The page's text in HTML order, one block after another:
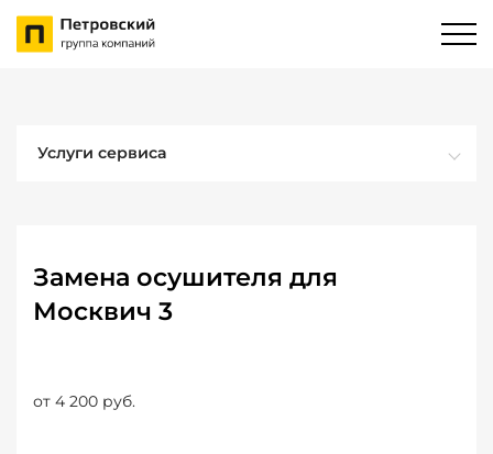
Услуги сервиса
Замена осушителя для
Москвич 3
от 4 200 руб.